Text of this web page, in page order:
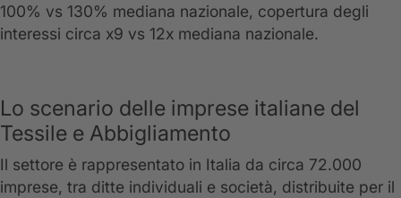
100% vs 130% mediana nazionale, copertura degli
interessi circa x9 vs 12x mediana nazionale.
Lo scenario delle imprese italiane del
Tessile e Abbigliamento
Il settore è rappresentato in Italia da circa 72.000
imprese, tra ditte individuali e società, distribuite per il